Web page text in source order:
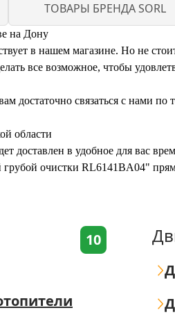
ТОВАРЫ БРЕНДА SORL
на Дону
в нашем магазине. Но не стоит
все возможное, чтобы
достаточно связаться с нами
области
доставлен в удобное для вас
грубой очистки RL6141BA04"
10